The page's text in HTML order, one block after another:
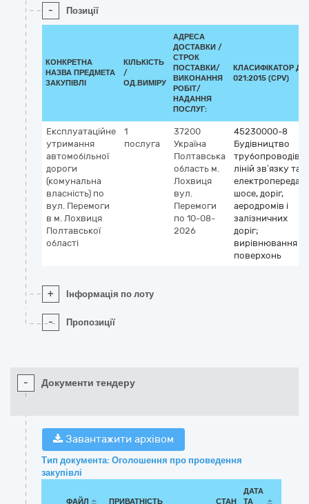
- Позиції
КОНКРЕТНА
НАЗВА ПРЕДМЕТА
ЗАКУПІВЛІ
КІЛЬКІСТЬ
/
ОД.ВИМІРУ
АДРЕСА
ДОСТАВКИ /
СТРОК
ПОСТАВКИ/
ВИКОНАННЯ
РОБІТ/
НАДАННЯ
ПОСЛУГ:
КЛАСИФІКАТОР ДК
021:2015 (CPV)
Експлуатаційне
утримання
автомобільної
дороги
(комунальна
власність) по
вул. Перемоги
в м. Лохвиця
Полтавської
області
1
послуга
37200
Україна
Полтавська
область м.
Лохвиця
вул.
Перемоги
по 10-08-
2026
45230000-8
Будівництво
трубопроводів,
ліній зв’язку та
електропередач,
шосе, доріг,
аеродромів і
залізничних
доріг;
вирівнювання
поверхонь
+ Інформація по лоту
- Пропозиції
- Документи тендеру
Завантажити архівом
Тип документа: Оголошення про проведення
закупівлі
ФАЙЛ ПРИВАТНІСТЬ СТАН
ДАТА
ТА